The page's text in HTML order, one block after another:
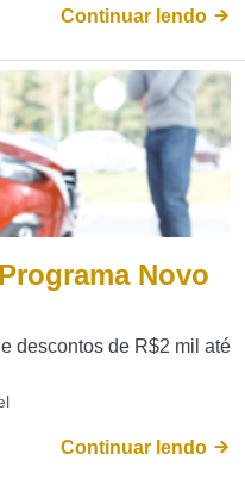
Continuar lendo
Novo
descontos de R$2 mil até
Continuar lendo